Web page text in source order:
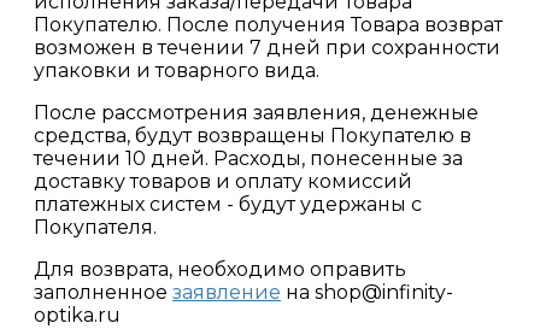
Покупателю. После получения Товара возврат
возможен в течении 7 дней при сохранности
упаковки и товарного вида.
После рассмотрения заявления, денежные
средства, будут возвращены Покупателю в
течении 10 дней. Расходы, понесенные за
доставку товаров и оплату комиссий
платежных систем - будут удержаны с
Покупателя.
Для возврата, необходимо оправить
заполненное заявление на shop@infinity-
optika.ru